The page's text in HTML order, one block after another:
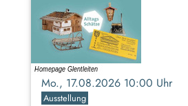
Mo., 17.08.2026 10:00 Uhr
Ausstellung